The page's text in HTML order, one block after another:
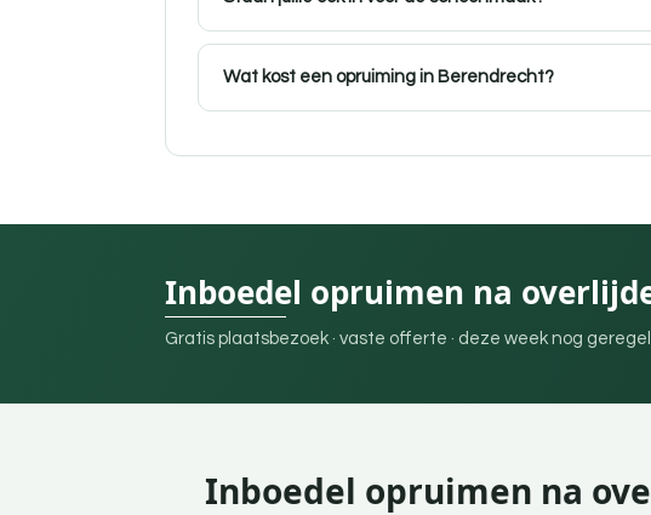
Wat kost een opruiming in Berendrecht?
Inboedel opruimen na
Gratis plaatsbezoek · vaste offerte · deze week nog
Inboedel opruimen na